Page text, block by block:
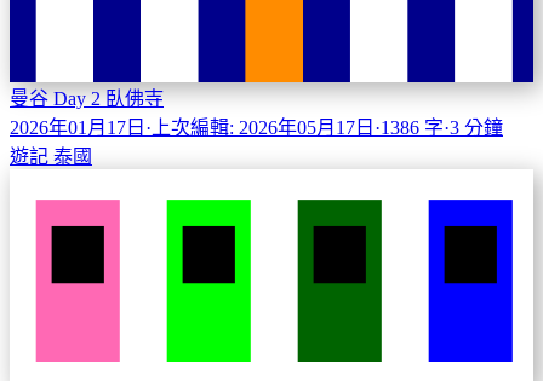
曼谷 Day 2 臥佛寺
2026年01月17日 ·上次編輯: 2026年05月17日 ·1386 字·3 分鐘
遊記 泰國